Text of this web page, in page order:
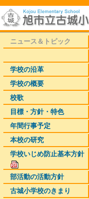
ニュース＆トピック
学校の沿革
学校の概要
校歌
目標・方針・特色
年間行事予定
本校の研究
学校いじめ­防止基本方­針
部活動の活動方針
古城小学校のきまり